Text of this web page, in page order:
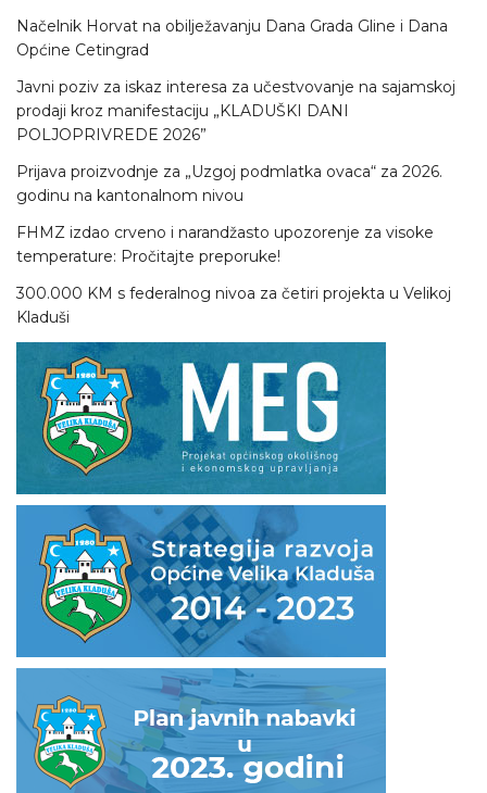
Načelnik Horvat na obilježavanju Dana Grada Gline i Dana
Općine Cetingrad
Javni poziv za iskaz interesa za učestvovanje na sajamskoj
prodaji kroz manifestaciju „KLADUŠKI DANI
POLJOPRIVREDE 2026”
Prijava proizvodnje za „Uzgoj podmlatka ovaca“ za 2026.
godinu na kantonalnom nivou
FHMZ izdao crveno i narandžasto upozorenje za visoke
temperature: Pročitajte preporuke!
300.000 KM s federalnog nivoa za četiri projekta u Velikoj
Kladuši